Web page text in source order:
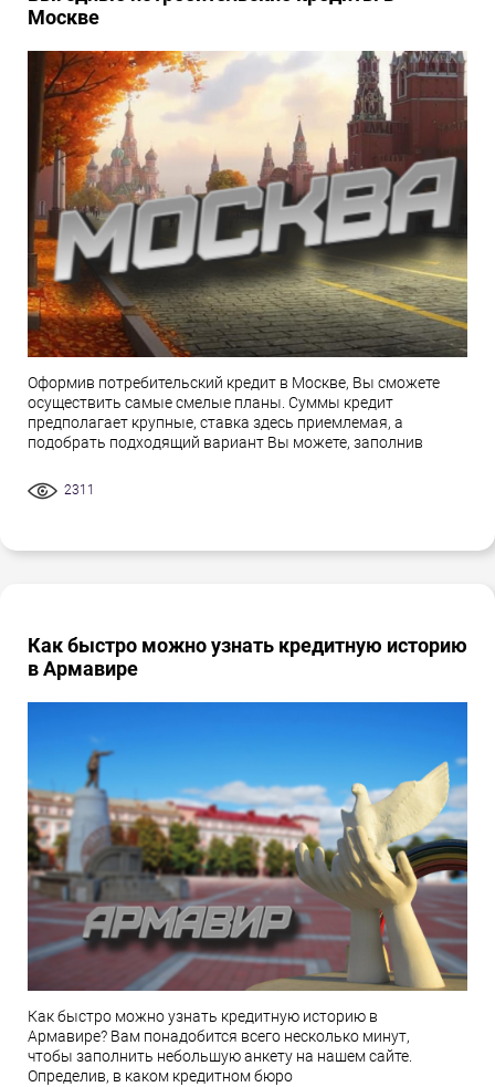
Москве
Оформив потребительский кредит в Москве, Вы сможете
осуществить самые смелые планы. Суммы кредит
предполагает крупные, ставка здесь приемлемая, а
подобрать подходящий вариант Вы можете, заполнив
2311
Как быстро можно узнать кредитную историю
в Армавире
Как быстро можно узнать кредитную историю в
Армавире? Вам понадобится всего несколько минут,
чтобы заполнить небольшую анкету на нашем сайте.
Определив, в каком кредитном бюро